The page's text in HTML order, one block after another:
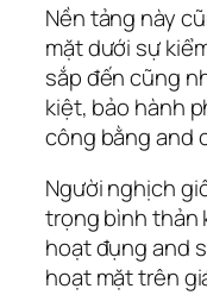
Nền tảng này
mặt dưới sự
sắp đến cũng
kiệt, bảo hành
công bằng and
Người nghịch
trọng bình thản
hoạt đụng and
hoạt mặt trên